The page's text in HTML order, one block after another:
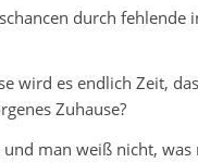
durch
wird es endlich Zeit,
Zuhause?
man weiß nicht,